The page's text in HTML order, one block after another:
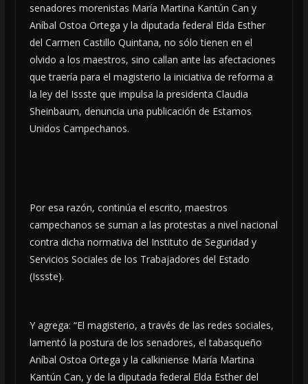
senadores morenistas María Martina Kantún Can y
Aníbal Ostoa Ortega y la diputada federal Elda Esther
del Carmen Castillo Quintana, no sólo tienen en el
olvido a los maestros, sino callan ante las afectaciones
que traería para el magisterio la iniciativa de reforma a
la ley del Issste que impulsa la presidenta Claudia
Sheinbaum, denuncia una publicación de Estamos
Unidos Campechanos.
Por esa razón, continúa el escrito, maestros
campechanos se suman a las protestas a nivel nacional
contra dicha normativa del Instituto de Seguridad y
Servicios Sociales de los Trabajadores del Estado
(Issste).
Y agrega: “El magisterio, a través de las redes sociales,
lamentó la postura de los senadores, el tabasqueño
Aníbal Ostoa Ortega y la calkiniense María Martina
Kantún Can, y de la diputada federal Elda Esther del